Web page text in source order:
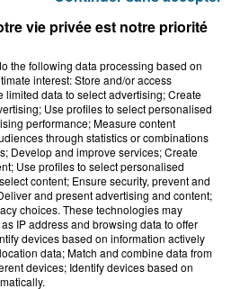
gravement brûlé
jouet...
vie privée est notre priorité
the following data processing based on
interest: Store and/or access
limited data to select advertising; Create
Use profiles to select personalised
performance; Measure content
through statistics or combinations
Develop and improve services; Create
Use profiles to select personalised
content; Ensure security, prevent and
and present advertising and content;
choices. These technologies may
IP address and browsing data to offer
devices based on information actively
data; Match and combine data from
devices; Identify devices based on